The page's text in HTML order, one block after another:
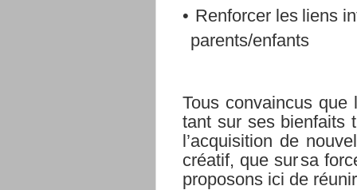
• Renforcer les liens
parents/enfants
Tous convaincus que
tant sur ses bienfaits
l’acquisition de
créatif, que sursa
proposons ici de